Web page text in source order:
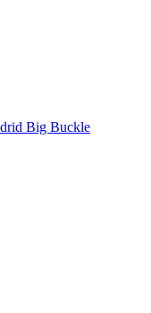
Big Buckle